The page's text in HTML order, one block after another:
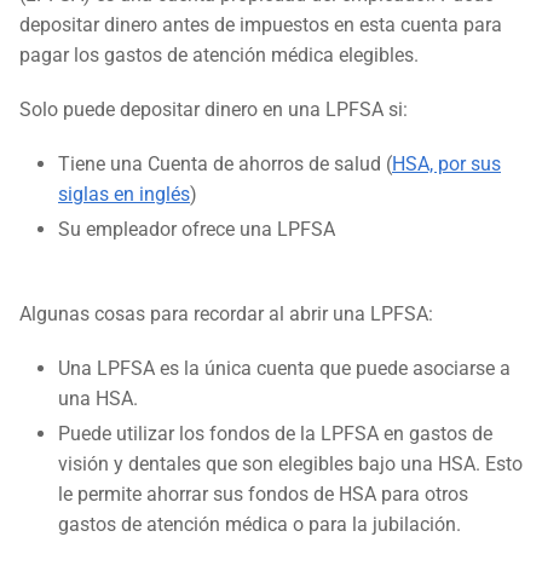
depositar dinero antes de impuestos en esta cuenta para
pagar los gastos de atención médica elegibles.
Solo puede depositar dinero en una LPFSA si:
Tiene una Cuenta de ahorros de salud (HSA, por sus
siglas en inglés)
Su empleador ofrece una LPFSA
Algunas cosas para recordar al abrir una LPFSA:
Una LPFSA es la única cuenta que puede asociarse a
una HSA.
Puede utilizar los fondos de la LPFSA en gastos de
visión y dentales que son elegibles bajo una HSA. Esto
le permite ahorrar sus fondos de HSA para otros
gastos de atención médica o para la jubilación.